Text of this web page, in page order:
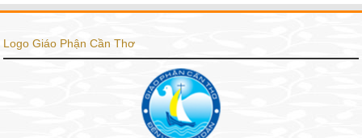
Logo Giáo Phận Cần Thơ